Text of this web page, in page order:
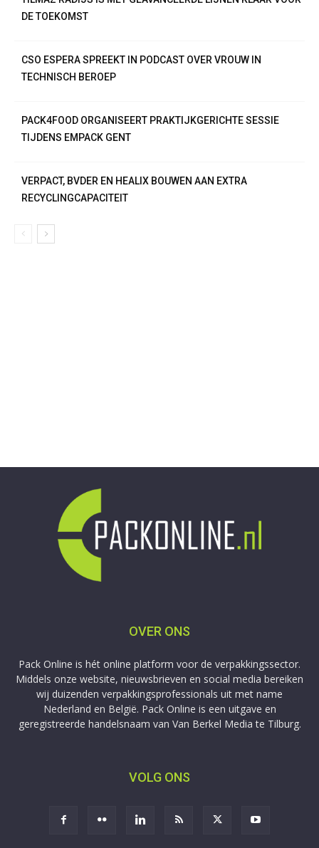
DE TOEKOMST
CSO ESPERA SPREEKT IN PODCAST OVER VROUW IN
TECHNISCH BEROEP
PACK4FOOD ORGANISEERT PRAKTIJKGERICHTE SESSIE
TIJDENS EMPACK GENT
VERPACT, BVDER EN HEALIX BOUWEN AAN EXTRA
RECYCLINGCAPACITEIT
OVER ONS
Pack Online is hét online platform voor de verpakkingssector.
Middels onze website, nieuwsbrieven en social media bereiken
wij duizenden verpakkingsprofessionals uit met name
Nederland en België. Pack Online is een uitgave en
geregistreerde handelsnaam van Van Berkel Media te Tilburg.
VOLG ONS